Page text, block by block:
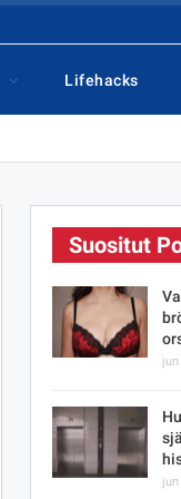
Lifehacks
Suositut
jun
jun